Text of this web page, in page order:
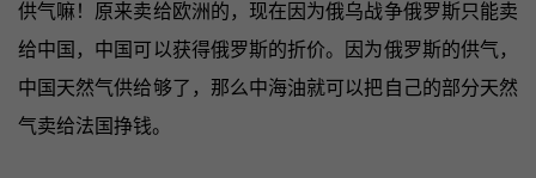
供气嘛！原来卖给欧洲的，现在因为俄乌战争俄罗斯只能卖
给中国，中国可以获得俄罗斯的折价。因为俄罗斯的供气，
中国天然气供给够了，那么中海油就可以把自己的部分天然
气卖给法国挣钱。